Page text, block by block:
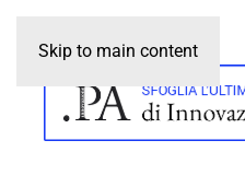
Skip to main content